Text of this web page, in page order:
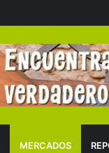
MERCADOS